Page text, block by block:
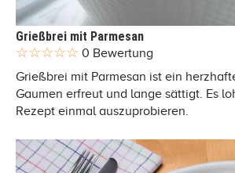
Grießbrei mit Parmesan
0 Bewertung
Grießbrei mit Parmesan ist ein
Gaumen erfreut und lange sättigt. Es
Rezept einmal auszuprobieren.